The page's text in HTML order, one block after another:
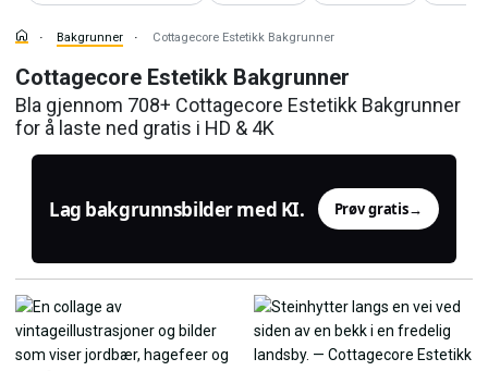
Bakgrunner Cottagecore Estetikk Bakgrunner
Cottagecore Estetikk Bakgrunner
Bla gjennom 708+ Cottagecore Estetikk Bakgrunner
for å laste ned gratis i HD & 4K
Lag bakgrunnsbilder med KI. Prøv gratis→